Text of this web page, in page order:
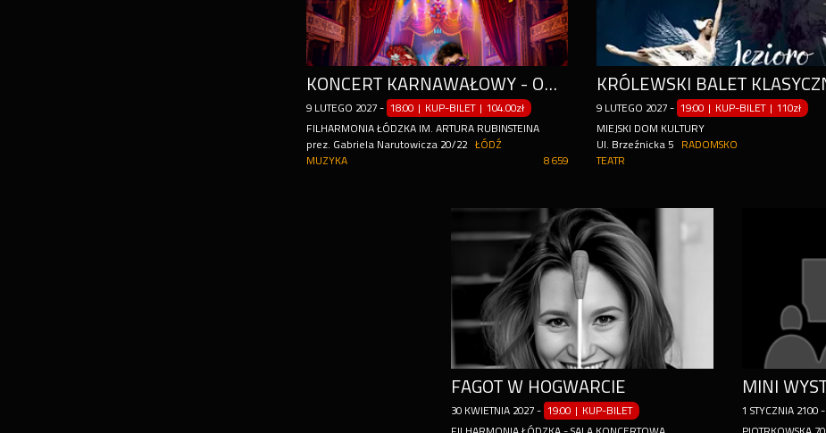
KONCERT KARNAWAŁOWY - OD STRAUSSÓW PO BROADWAY I RIO
9 LUTEGO 2027 - 18:00 | KUP-BILET | 104.00zł
FILHARMONIA ŁÓDZKA IM. ARTURA RUBINSTEINA
prez. Gabriela Narutowicza 20/22
ŁÓDŹ
8 659
MUZYKA
9 LUTEGO 2027 - 19:00 | KUP-BILET | 110zł
MIEJSKI DOM KULTURY
Ul. Brzeźnicka 5
RADOMSKO
TEATR
FAGOT W HOGWARCIE
30 KWIETNIA 2027 - 19:00 | KUP-BILET
1 STYCZNIA 2100 -